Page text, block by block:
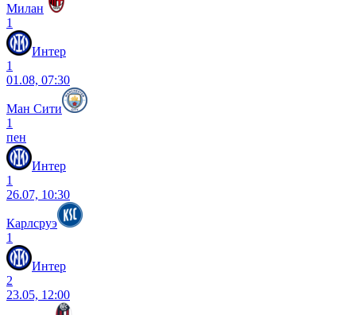
Милан
1
Интер
1
01.08, 07:30
Ман Сити
1
пен
Интер
1
26.07, 10:30
Карлсруэ
1
Интер
2
23.05, 12:00